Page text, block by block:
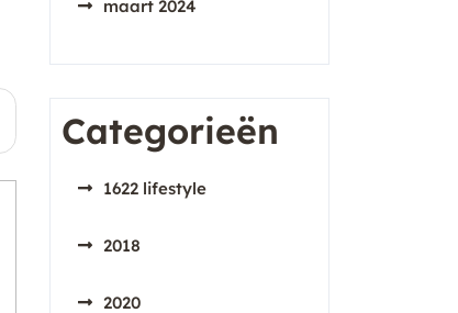
maart 2024
Categorieën
1622 lifestyle
2018
2020